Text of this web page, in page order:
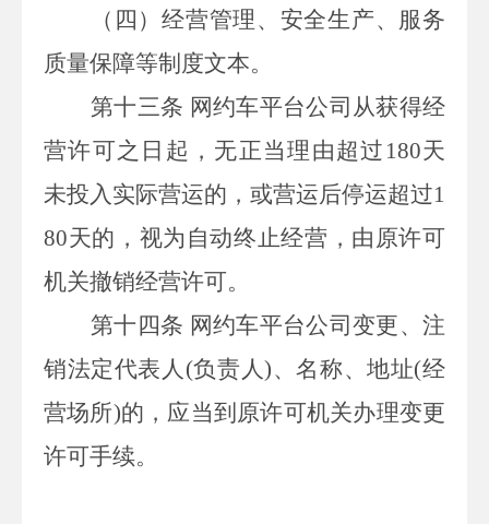
（四）经营管理、安全生产、服务
质量保障等制度文本。
第十三条 网约车平台公司从获得经
营许可之日起，无正当理由超过 180天
未投入实际营运的，或营运后停运超过1
80天的，视为自动终止经营，由原许可
机关撤销经营许可。
第十四条 网约车平台公司变更、注
销法定代表人 (负责人)、名称、地址(经
营场所)的，应当到原许可机关办理变更
许可手续。